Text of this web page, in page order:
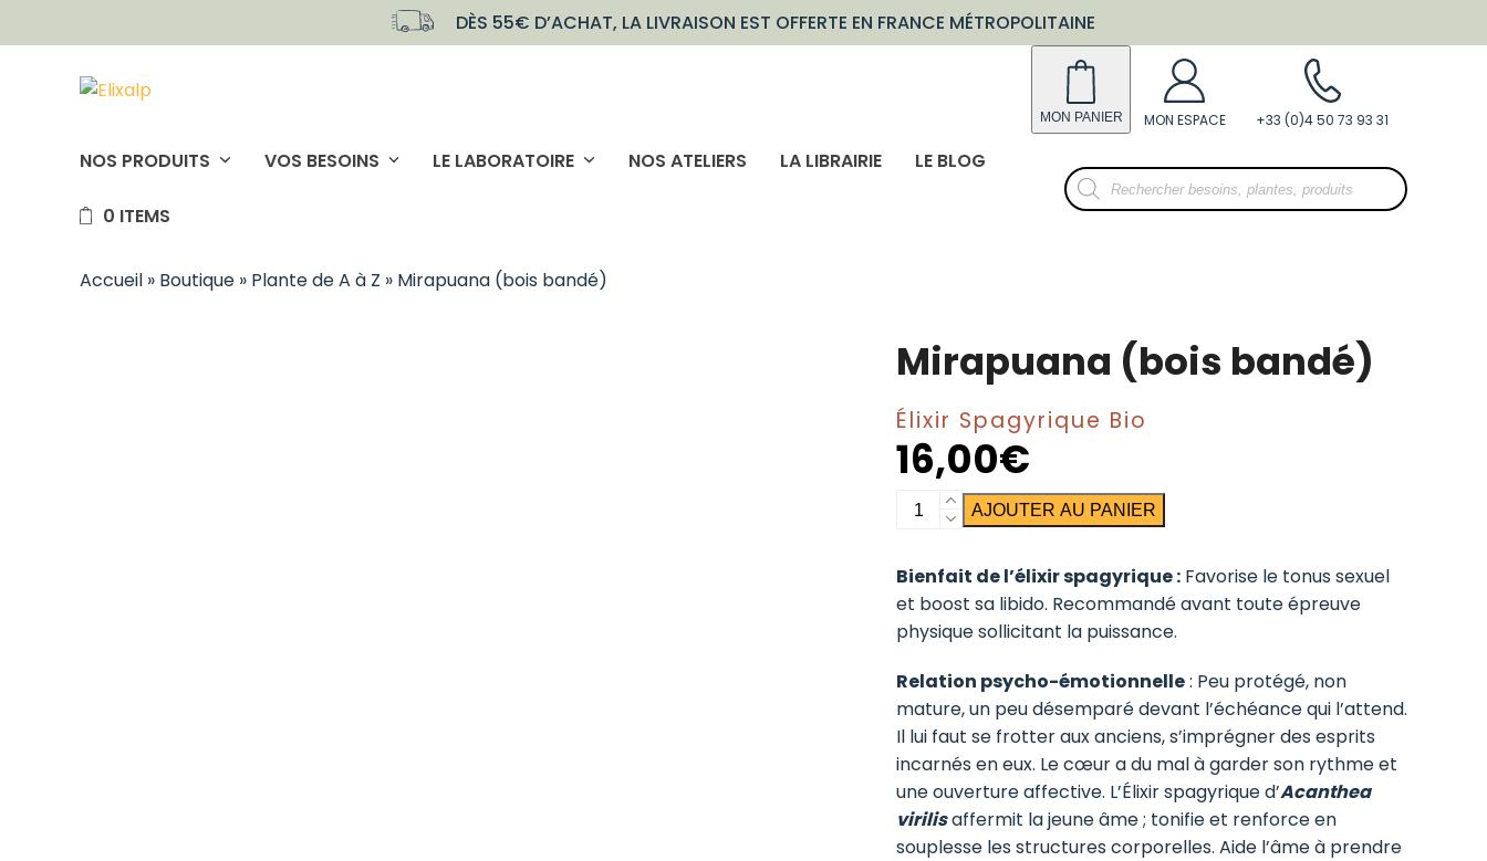
to
DÈS 55€ D’ACHAT, LA LIVRAISON EST OFFERTE EN FRANCE MÉTROPOLITAINE
NOS PRODUITS VOS BESOINS LE LABORATOIRE NOS ATELIERS LA LIBRAIRIE LE BLOG
0 ITEMS
Recherche
de
produits
Accueil » Boutique » Plante de A à Z » Mirapuana (bois bandé)
Mirapuana (bois bandé)
Élixir Spagyrique Bio
16,00€
quantité
(bois
bandé)
AJOUTER AU PANIER
Bienfait de l’élixir spagyrique : Favorise le tonus sexuel
et boost sa libido. Recommandé avant toute épreuve
physique sollicitant la puissance.
Relation psycho-émotionnelle: Peu protégé, non
mature, un peu désemparé devant l’échéance qui l’attend.
Il lui faut se frotter aux anciens, s’imprégner des esprits
incarnés en eux. Le cœur a du mal à garder son rythme et
une ouverture affective. L’Élixir spagyrique d’Acanthea
virilisaffermit la jeune âme ; tonifie et renforce en
souplesse les structures corporelles. Aide l’âme à prendre